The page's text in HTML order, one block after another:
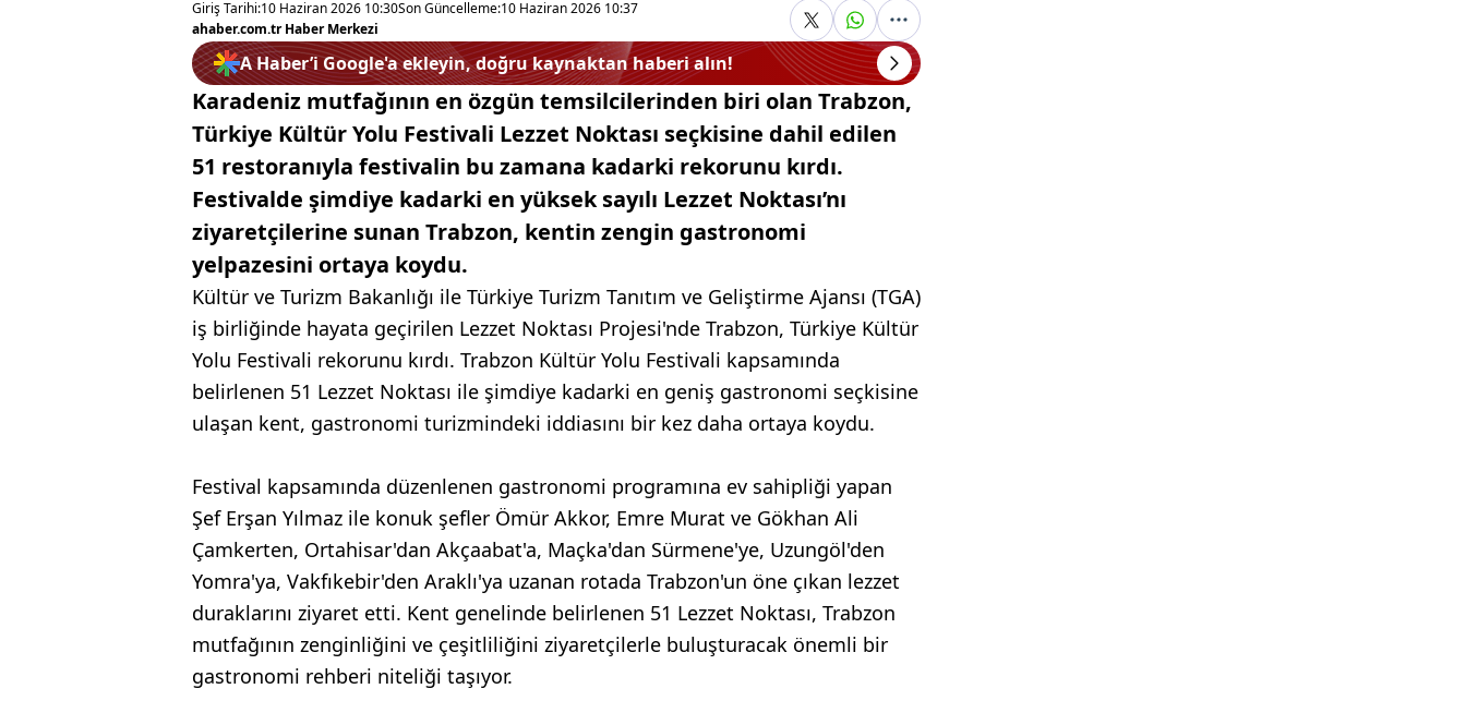
Giriş Tarihi:10 Haziran 2026 10:30Son Güncelleme:10 Haziran 2026 10:37
ahaber.com.tr Haber Merkezi
A Haber’i Google'a ekleyin, doğru kaynaktan haberi alın!
Karadeniz mutfağının en özgün temsilcilerinden biri olan Trabzon,
Türkiye Kültür Yolu Festivali Lezzet Noktası seçkisine dahil edilen
51 restoranıyla festivalin bu zamana kadarki rekorunu kırdı.
Festivalde şimdiye kadarki en yüksek sayılı Lezzet Noktası’nı
ziyaretçilerine sunan Trabzon, kentin zengin gastronomi
yelpazesini ortaya koydu.
Kültür ve Turizm Bakanlığı ile Türkiye Turizm Tanıtım ve Geliştirme Ajansı (TGA)
iş birliğinde hayata geçirilen Lezzet Noktası Projesi'nde Trabzon, Türkiye Kültür
Yolu Festivali rekorunu kırdı. Trabzon Kültür Yolu Festivali kapsamında
belirlenen 51 Lezzet Noktası ile şimdiye kadarki en geniş gastronomi seçkisine
ulaşan kent, gastronomi turizmindeki iddiasını bir kez daha ortaya koydu.
Festival kapsamında düzenlenen gastronomi programına ev sahipliği yapan
Şef Erşan Yılmaz ile konuk şefler Ömür Akkor, Emre Murat ve Gökhan Ali
Çamkerten, Ortahisar'dan Akçaabat'a, Maçka'dan Sürmene'ye, Uzungöl'den
Yomra'ya, Vakfıkebir'den Araklı'ya uzanan rotada Trabzon'un öne çıkan lezzet
duraklarını ziyaret etti. Kent genelinde belirlenen 51 Lezzet Noktası, Trabzon
mutfağının zenginliğini ve çeşitliliğini ziyaretçilerle buluşturacak önemli bir
gastronomi rehberi niteliği taşıyor.